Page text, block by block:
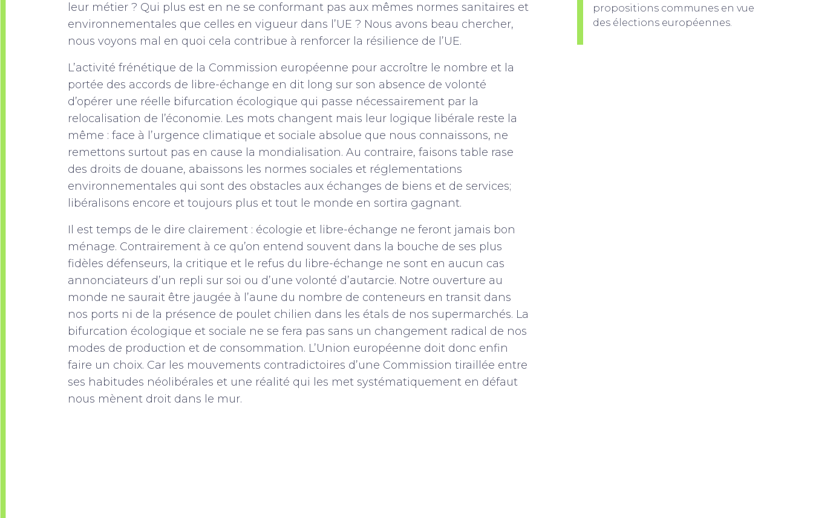
leur métier ? Qui plus est en ne se conformant pas aux mêmes normes sanitaires et
environnementales que celles en vigueur dans l’UE ? Nous avons beau chercher,
nous voyons mal en quoi cela contribue à renforcer la résilience de l’UE.
L’activité frénétique de la Commission européenne pour accroître le nombre et la
portée des accords de libre-échange en dit long sur son absence de volonté
d’opérer une réelle bifurcation écologique qui passe nécessairement par la
relocalisation de l’économie. Les mots changent mais leur logique libérale reste la
même : face à l’urgence climatique et sociale absolue que nous connaissons, ne
remettons surtout pas en cause la mondialisation. Au contraire, faisons table rase
des droits de douane, abaissons les normes sociales et réglementations
environnementales qui sont des obstacles aux échanges de biens et de services;
libéralisons encore et toujours plus et tout le monde en sortira gagnant.
Il est temps de le dire clairement : écologie et libre-échange ne feront jamais bon
ménage. Contrairement à ce qu’on entend souvent dans la bouche de ses plus
fidèles défenseurs, la critique et le refus du libre-échange ne sont en aucun cas
annonciateurs d’un repli sur soi ou d’une volonté d’autarcie. Notre ouverture au
monde ne saurait être jaugée à l’aune du nombre de conteneurs en transit dans
nos ports ni de la présence de poulet chilien dans les étals de nos supermarchés. La
bifurcation écologique et sociale ne se fera pas sans un changement radical de nos
modes de production et de consommation. L’Union européenne doit donc enfin
faire un choix. Car les mouvements contradictoires d’une Commission tiraillée entre
ses habitudes néolibérales et une réalité qui les met systématiquement en défaut
nous mènent droit dans le mur.
propositions communes en vue
des élections européennes.